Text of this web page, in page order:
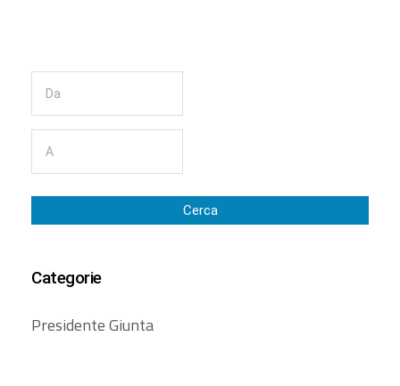
Cerca
Categorie
Presidente Giunta